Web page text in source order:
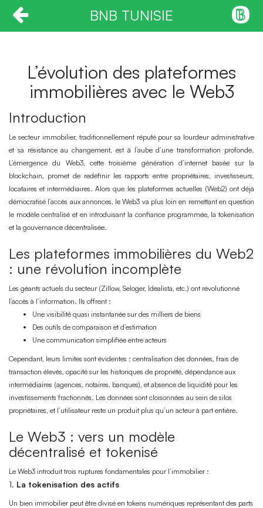
BNB TUNISIE
L’évolution des plateformes
immobilières avec le Web3
Introduction
Le secteur immobilier, traditionnellement réputé pour sa lourdeur administrative
et sa résistance au changement, est à l’aube d’une transformation profonde.
L’émergence du Web3, cette troisième génération d’internet basée sur la
blockchain, promet de redéfinir les rapports entre propriétaires, investisseurs,
locataires et intermédiaires. Alors que les plateformes actuelles (Web2) ont déjà
démocratisé l’accès aux annonces, le Web3 va plus loin en remettant en question
le modèle centralisé et en introduisant la confiance programmée, la tokenisation
et la gouvernance décentralisée.
Les plateformes immobilières du Web2
: une révolution incomplète
Les géants actuels du secteur (Zillow, Seloger, Idealista, etc.) ont révolutionné
l’accès à l’information. Ils offrent :
Une visibilité quasi instantanée sur des milliers de biens
Des outils de comparaison et d’estimation
Une communication simplifiée entre acteurs
Cependant, leurs limites sont évidentes : centralisation des données, frais de
transaction élevés, opacité sur les historiques de propriété, dépendance aux
intermédiaires (agences, notaires, banques), et absence de liquidité pour les
investissements fractionnés. Les données sont cloisonnées au sein de silos
propriétaires, et l’utilisateur reste un produit plus qu’un acteur à part entière.
Le Web3 : vers un modèle
décentralisé et tokenisé
Le Web3 introduit trois ruptures fondamentales pour l’immobilier :
1. La tokenisation des actifs
Un bien immobilier peut être divisé en tokens numériques représentant des parts